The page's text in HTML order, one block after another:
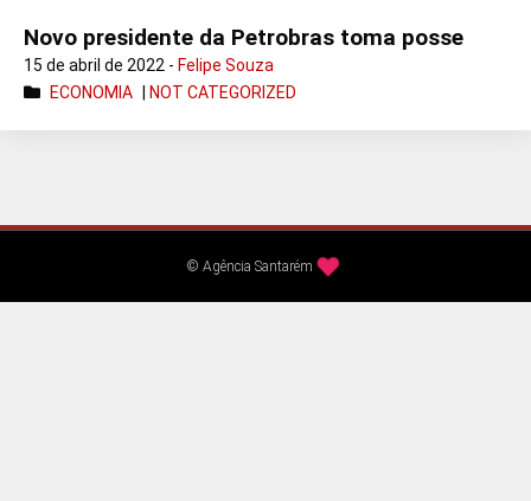
Novo presidente da Petrobras toma posse
15 de abril de 2022 - Felipe Souza
ECONOMIA | NOT CATEGORIZED
© Agência Santarém